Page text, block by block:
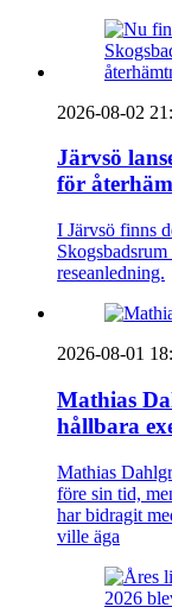
2026-08-02
Järvsö
för
I Järvsö finns
reseanledning.
2026-08-01
Mathias
hållbara
Mathias
före sin tid,
har bidragit
ville äga